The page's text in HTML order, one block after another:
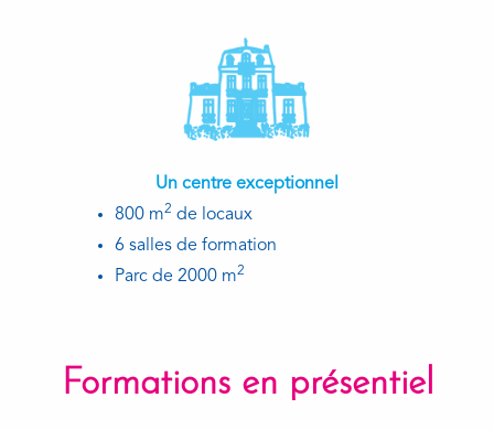
Un centre exceptionnel
800 m2 de locaux
6 salles de formation
Parc de 2000 m2
Formations en présentiel